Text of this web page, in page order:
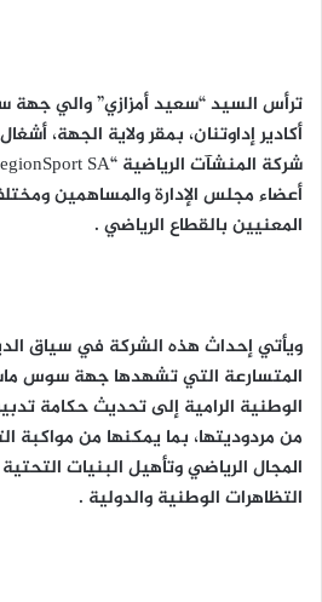
ترأس السيد “سعيد أمزازي” والي
أكادير إداوتنان، بمقر ولاية الجهة،
أعضاء مجلس الإدارة والمساهمين
المعنيين بالقطاع الرياضي .
ويأتي إحداث هذه الشركة في سياق
المتسارعة التي تشهدها جهة سوس
الوطنية الرامية إلى تحديث حكامة
من مردوديتها، بما يمكنها من مواكبة
المجال الرياضي وتأهيل البنيات
التظاهرات الوطنية والدولية .